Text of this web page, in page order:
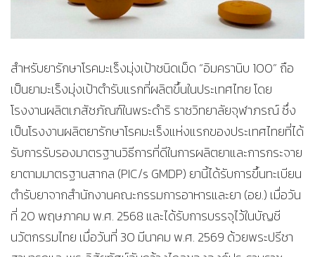
สำหรับยารักษาโรคมะเร็งมุ่งเป้าชนิดเม็ด “อิมครานิบ 100” ถือ
เป็นยามะเร็งมุ่งเป้าตำรับแรกที่ผลิตขึ้นในประเทศไทย โดย
โรงงานผลิตเภสัชภัณฑ์ในพระดําริ ราชวิทยาลัยจุฬาภรณ์ ซึ่ง
เป็นโรงงานผลิตยารักษาโรคมะเร็งแห่งแรกของประเทศไทยที่ได้
รับการรับรองมาตรฐานวิธีการที่ดีในการผลิตยาและการกระจาย
ยาตามมาตรฐานสากล (PIC/s GMDP) ยานี้ได้รับการขึ้นทะเบียน
ตำรับยาจากสำนักงานคณะกรรมการอาหารและยา (อย.) เมื่อวัน
ที่ 20 พฤษภาคม พ.ศ. 2568 และได้รับการบรรจุไว้ในบัญชี
นวัตกรรมไทย เมื่อวันที่ 30 มีนาคม พ.ศ. 2569 ด้วยพระปรีชา